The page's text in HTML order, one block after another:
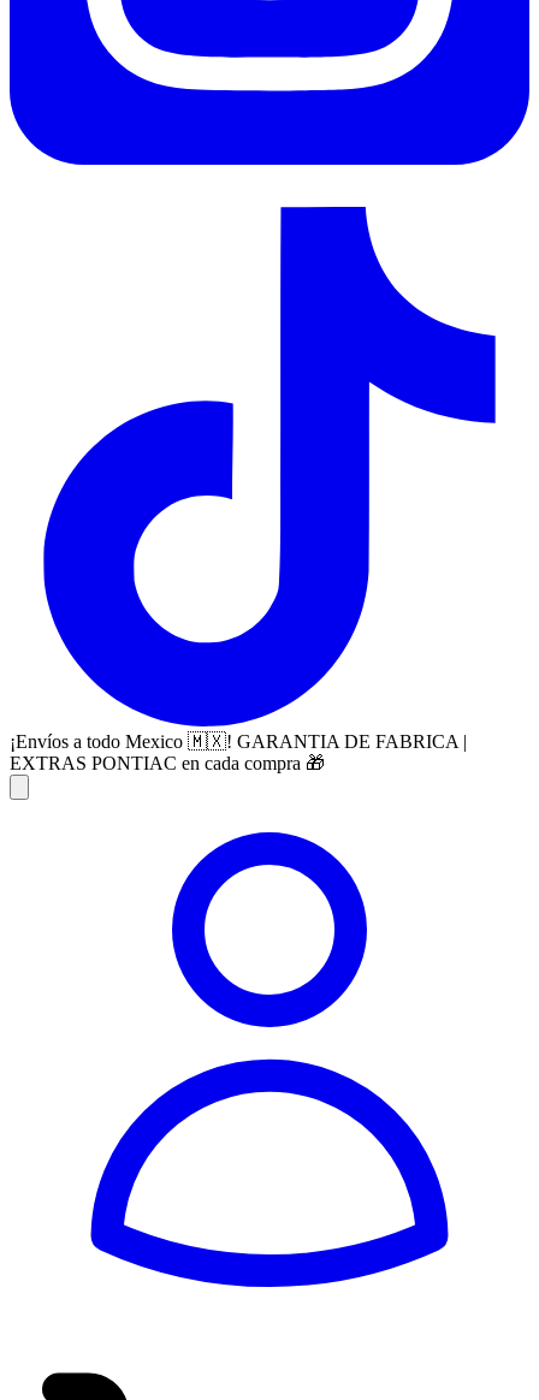
¡Envíos a todo Mexico 🇲🇽! GARANTIA DE FABRICA |
EXTRAS PONTIAC en cada compra 🎁